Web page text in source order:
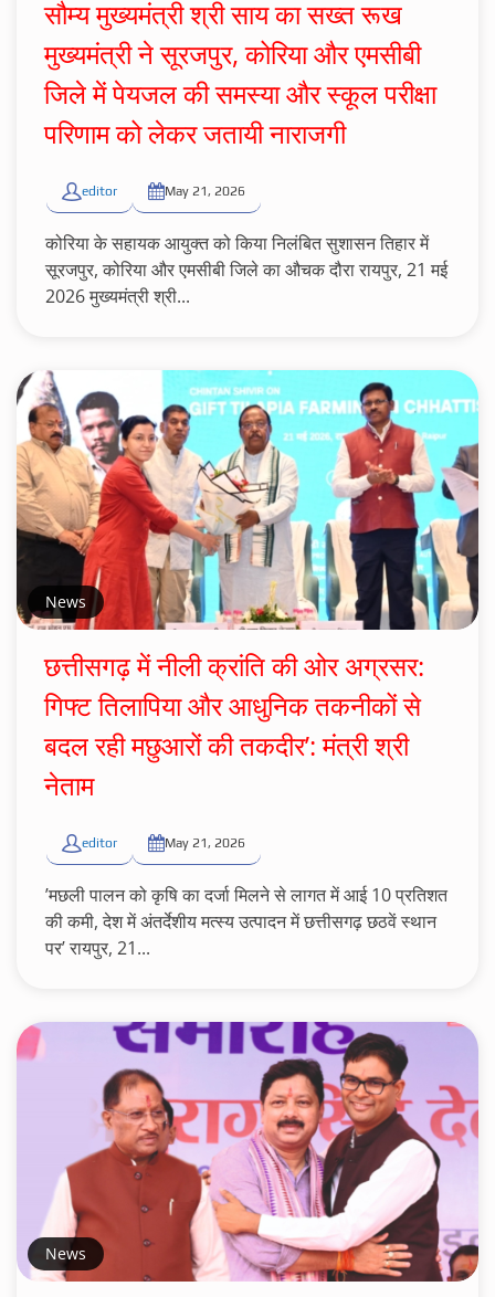
सौम्य मुख्यमंत्री श्री साय का सख्त रूख
मुख्यमंत्री ने सूरजपुर, कोरिया और एमसीबी
जिले में पेयजल की समस्या और स्कूल परीक्षा
परिणाम को लेकर जतायी नाराजगी
editor May 21, 2026
कोरिया के सहायक आयुक्त को किया निलंबित सुशासन तिहार में
सूरजपुर, कोरिया और एमसीबी जिले का औचक दौरा रायपुर, 21 मई
2026 मुख्यमंत्री श्री...
News
छत्तीसगढ़ में नीली क्रांति की ओर अग्रसर:
गिफ्ट तिलापिया और आधुनिक तकनीकों से
बदल रही मछुआरों की तकदीर’: मंत्री श्री
नेताम
editor May 21, 2026
’मछली पालन को कृषि का दर्जा मिलने से लागत में आई 10 प्रतिशत
की कमी, देश में अंतर्देशीय मत्स्य उत्पादन में छत्तीसगढ़ छठवें स्थान
पर’ रायपुर, 21...
News